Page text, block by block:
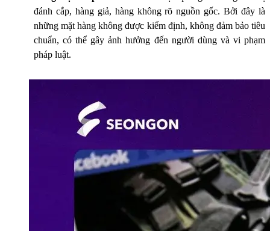
đánh cắp, hàng giả, hàng không rõ nguồn gốc. Bởi đây là
những mặt hàng không được kiểm định, không đảm bảo tiêu
chuẩn, có thể gây ảnh hưởng đến người dùng và vi phạm
pháp luật.